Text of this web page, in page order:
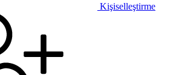
Kişiselleştirme